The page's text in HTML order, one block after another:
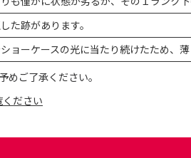
た跡があります。
ョーケースの光に当たり続けたため、薄
めご了承ください。
ださい